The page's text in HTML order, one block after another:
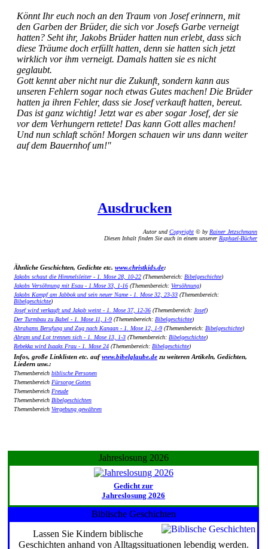
Könnt Ihr euch noch an den Traum von Josef erinnern, mit
den Garben der Brüder, die sich vor Josefs Garbe verneigt
hatten? Seht ihr, Jakobs Brüder hatten nun erlebt, dass sich
diese Träume doch erfüllt hatten, denn sie hatten sich jetzt
wirklich vor ihm verneigt. Damals hatten sie es nicht
geglaubt.
Gott kennt aber nicht nur die Zukunft, sondern kann aus
unseren Fehlern sogar noch etwas Gutes machen! Die Brüder
hatten ja ihren Fehler, dass sie Josef verkauft hatten, bereut.
Das ist ganz wichtig! Jetzt war es aber sogar Josef, der sie
vor dem Verhungern rettete! Das kann Gott alles machen!
Und nun schlaft schön! Morgen schauen wir uns dann weiter
auf dem Bauernhof um!"
Ausdrucken
Autor und Copyright © by Rainer Jetzschmann
Diesen Inhalt finden Sie auch in einem unserer Raphael-Bücher
Ähnliche Geschichten, Gedichte etc. www.christkids.de:
Jakobs schaut die Himmelsleiter - 1. Mose 28, 10-22 (Themenbereich: Bibelgeschichte)
Jakobs Versöhnung mit Esau - 1.Mose 33, 1-16 (Themenbereich: Versöhnung)
Jakobs Kampf am Jabbok und sein neuer Name - 1. Mose 32, 23-33 (Themenbereich:
Bibelgeschichte)
Josef wird verkauft und Jakob weint - 1. Mose 37, 12-36 (Themenbereich: Josef)
Der Turmbau zu Babel - 1. Mose 11, 1-9 (Themenbereich: Bibelgeschichte)
Abrahams Berufung und Zug nach Kanaan - 1. Mose 12, 1-9 (Themenbereich: Bibelgeschichte)
Abram und Lot trennen sich - 1. Mose 13, 1-3 (Themenbereich: Bibelgeschichte)
Rebekka wird Isaaks Frau - 1. Mose 24 (Themenbereich: Bibelgeschichte)
Infos, große Linklisten etc. aufwww.bibelglaube.de zu weiteren Artikeln, Gedichten,
Liedern usw.:
Themenbereich biblische Personen
Themenbereich Fürsorge Gottes
Themenbereich Freude
Themenbereich Bibelgeschichten
Themenbereich Vergebung gewähren
Jahreslosung 2026
Gedicht zur
Jahreslosung 2026
Biblische Geschichten
Lassen Sie Kindern biblische
Geschichten anhand von Alltagssituationen lebendig werden.